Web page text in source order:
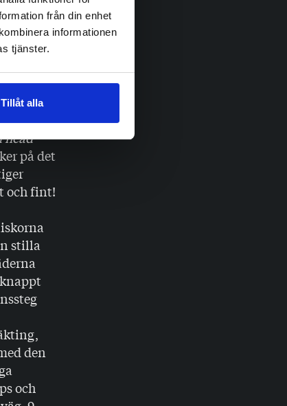
från din enhet
informationen
tjänster.
Tillåt alla
om
inga
ro,
head
på det
och fint!
stilla
den
och